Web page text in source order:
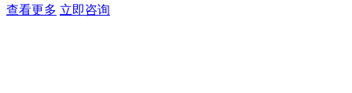
查看更多 立即咨询